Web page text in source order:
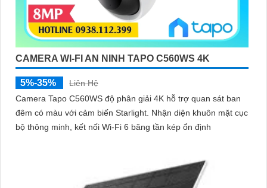
CAMERA WI-FI AN NINH TAPO C560WS 4K
5%-35%
Liên Hệ
Camera Tapo C560WS độ phân giải 4K hỗ trợ quan sát ban
đêm có màu với cảm biến Starlight. Nhận diện khuôn mặt cục
bộ thông minh, kết nối Wi-Fi 6 băng tần kép ổn định